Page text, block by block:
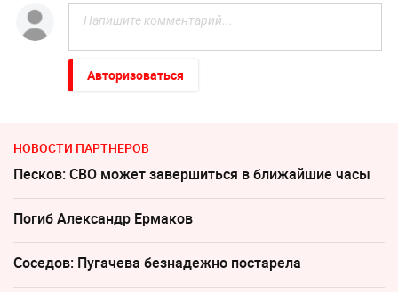
Авторизоваться
НОВОСТИ ПАРТНЕРОВ
Песков: СВО может завершиться в ближайшие часы
Погиб Александр Ермаков
Соседов: Пугачева безнадежно постарела